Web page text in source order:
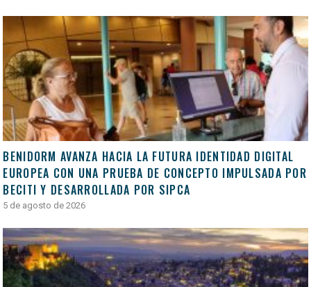
BENIDORM AVANZA HACIA LA FUTURA IDENTIDAD DIGITAL
EUROPEA CON UNA PRUEBA DE CONCEPTO IMPULSADA POR
BECITI Y DESARROLLADA POR SIPCA
5 de agosto de 2026